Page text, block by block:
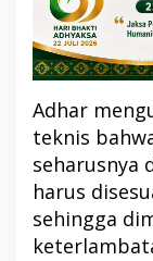
Adhar
teknis
seharusnya
harus
sehingga